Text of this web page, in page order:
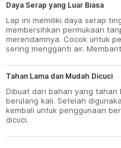
Daya Serap yang Luar Biasa
Lap ini memiliki daya serap
membersihkan permukaan
merendamnya. Cocok untuk
sering mengganti air.
Tahan Lama dan Mudah Dicuci
Dibuat dari bahan yang
berulang kali. Setelah
kembali untuk penggunaan
dicuci.